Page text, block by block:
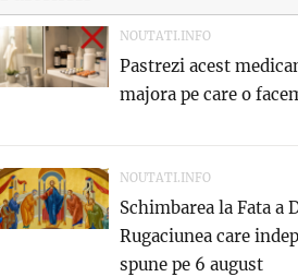
NOUTATI.INFO
Pastrezi acest
majora pe care o
NOUTATI.INFO
Schimbarea la Fata a
Rugaciunea care
spune pe 6 august